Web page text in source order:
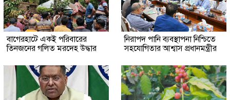
‎বাগেরহাটে একই পরিবারের
তিনজনের গলিত মরদেহ উদ্ধার
নিরাপদ পানি ব্যবস্থাপনা নিশ্চিতে
সহযোগিতার আশ্বাস প্রধানমন্ত্রীর